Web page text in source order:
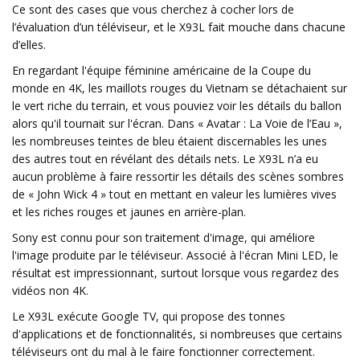
Ce sont des cases que vous cherchez à cocher lors de
l’évaluation d’un téléviseur, et le X93L fait mouche dans chacune
d’elles.
En regardant l'équipe féminine américaine de la Coupe du
monde en 4K, les maillots rouges du Vietnam se détachaient sur
le vert riche du terrain, et vous pouviez voir les détails du ballon
alors qu'il tournait sur l'écran. Dans « Avatar : La Voie de l’Eau »,
les nombreuses teintes de bleu étaient discernables les unes
des autres tout en révélant des détails nets. Le X93L n’a eu
aucun problème à faire ressortir les détails des scènes sombres
de « John Wick 4 » tout en mettant en valeur les lumières vives
et les riches rouges et jaunes en arrière-plan.
Sony est connu pour son traitement d'image, qui améliore
l'image produite par le téléviseur. Associé à l'écran Mini LED, le
résultat est impressionnant, surtout lorsque vous regardez des
vidéos non 4K.
Le X93L exécute Google TV, qui propose des tonnes
d'applications et de fonctionnalités, si nombreuses que certains
téléviseurs ont du mal à le faire fonctionner correctement.